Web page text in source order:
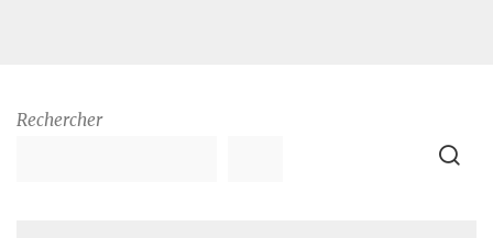
Rechercher